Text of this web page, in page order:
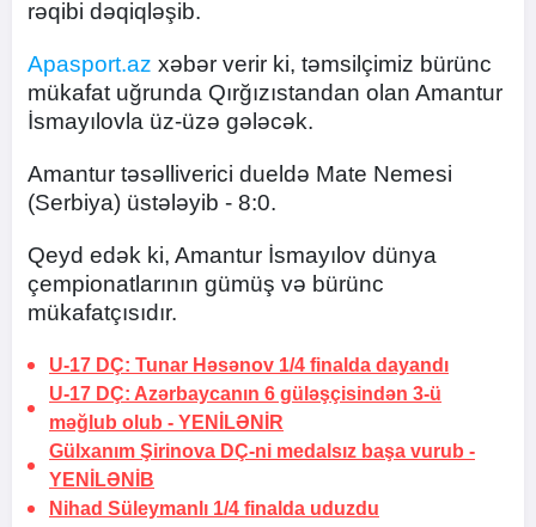
rəqibi dəqiqləşib.
Apasport.az xəbər verir ki, təmsilçimiz bürünc
mükafat uğrunda Qırğızıstandan olan Amantur
İsmayılovla üz-üzə gələcək.
Amantur təsəlliverici dueldə Mate Nemesi
(Serbiya) üstələyib - 8:0.
Qeyd edək ki, Amantur İsmayılov dünya
çempionatlarının gümüş və bürünc
mükafatçısıdır.
U-17 DÇ: Tunar Həsənov 1/4 finalda dayandı
U-17 DÇ: Azərbaycanın 6 güləşçisindən 3-ü
məğlub olub - YENİLƏNİR
Gülxanım Şirinova DÇ-ni medalsız başa vurub -
YENİLƏNİB
Nihad Süleymanlı 1/4 finalda uduzdu